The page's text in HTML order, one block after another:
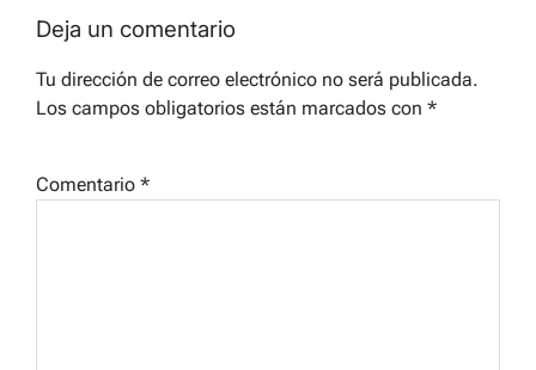
Deja un comentario
Tu dirección de correo electrónico no será publicada.
Los campos obligatorios están marcados con *
Comentario *